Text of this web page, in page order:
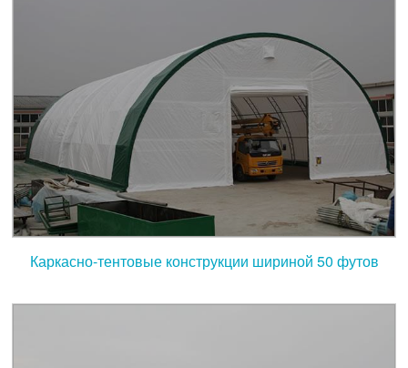
Каркасно-тентовые конструкции шириной 50 футов